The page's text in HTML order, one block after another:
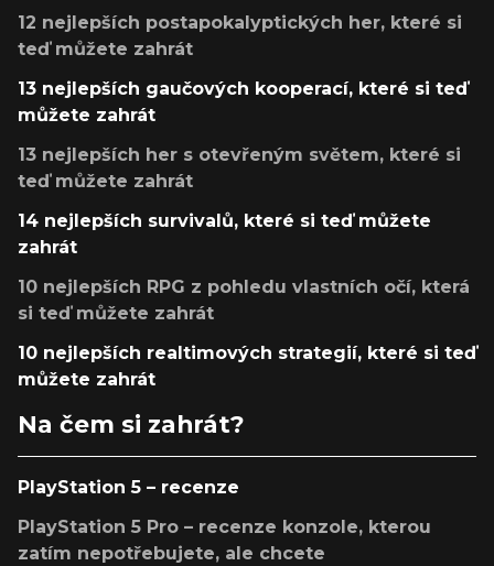
12 nejlepších postapokalyptických her, které si
teď můžete zahrát
13 nejlepších gaučových kooperací, které si teď
můžete zahrát
13 nejlepších her s otevřeným světem, které si
teď můžete zahrát
14 nejlepších survivalů, které si teď můžete
zahrát
10 nejlepších RPG z pohledu vlastních očí, která
si teď můžete zahrát
10 nejlepších realtimových strategií, které si teď
můžete zahrát
Na čem si zahrát?
PlayStation 5 – recenze
PlayStation 5 Pro – recenze konzole, kterou
zatím nepotřebujete, ale chcete